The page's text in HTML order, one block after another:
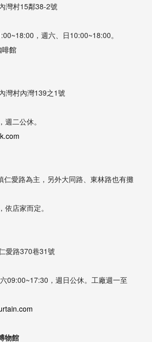
灣村15鄰38-2號
，週六、日10:00~18:00。
啡館
灣村內灣139之1號
二公休。
仁愛路為主，另外大同路、東林路也有攤
店家而定。
愛路370巷31號
09:00~17:30，週日公休。工廠週一至
物館